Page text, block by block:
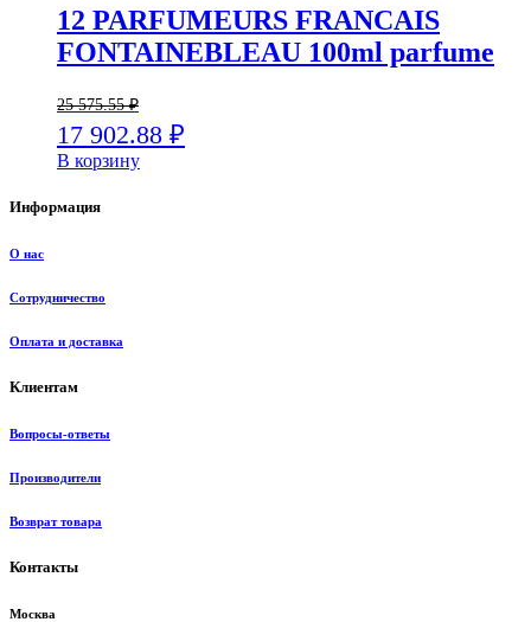
12 PARFUMEURS FRANCAIS
FONTAINEBLEAU 100ml parfume
25 575.55₽
17 902.88 ₽
В корзину
Информация
О нас
Сотрудничество
Оплата и доставка
Клиентам
Вопросы-ответы
Производители
Возврат товара
Контакты
Москва